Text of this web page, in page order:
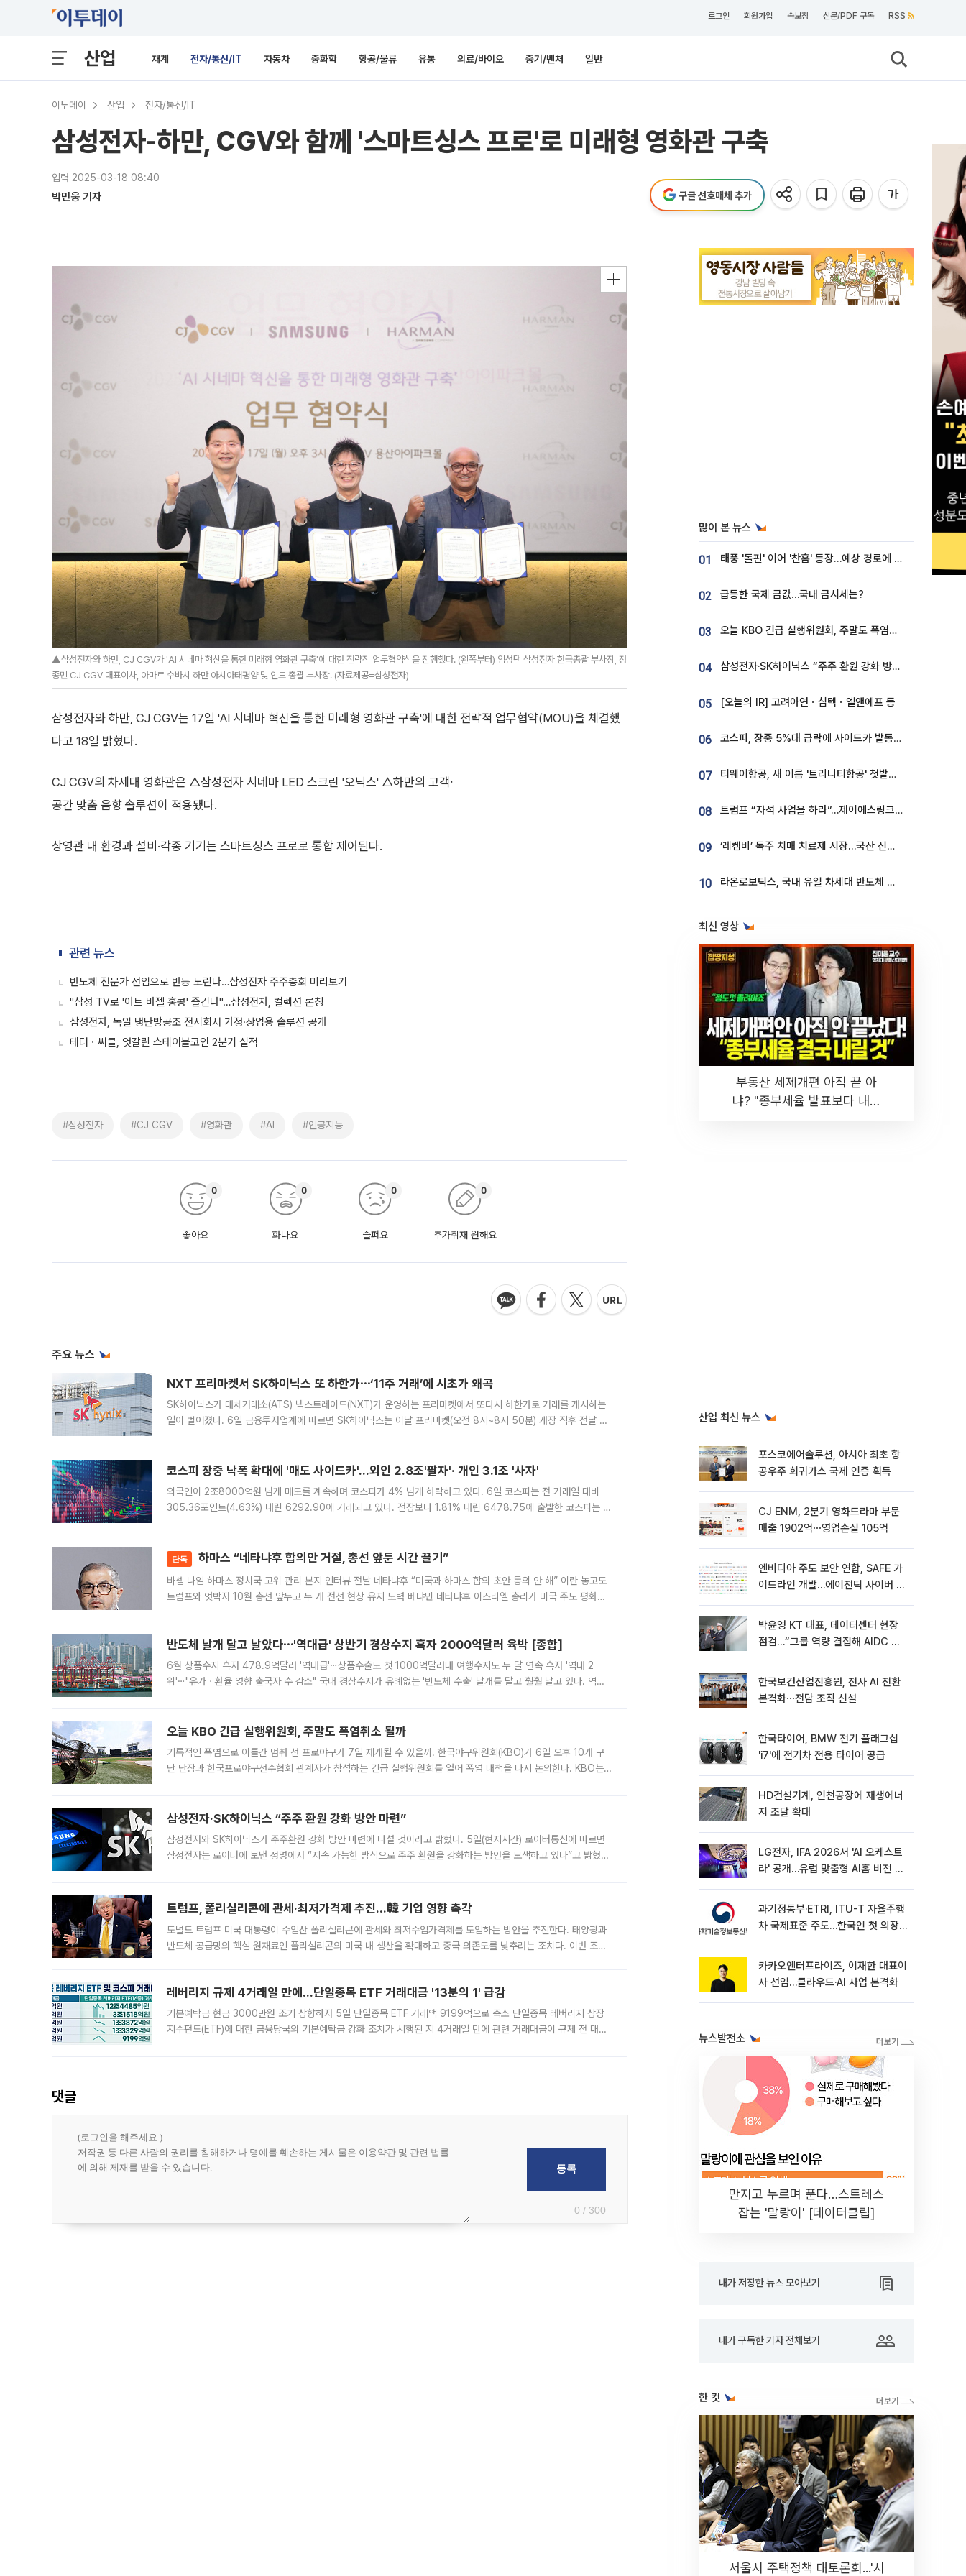
로그인 회원가입 속보창 신문/PDF 구독 RSS
산업 재계 전자/통신/IT 자동차 중화학 항공/물류 유통 의료/바이오 중기/벤처 일반
이투데이 산업 전자/통신/IT
삼성전자-하만, CGV와 함께 '스마트싱스 프로'로 미래형 영화관 구축
입력 2025-03-18 08:40
박민웅 기자 구글 선호매체 추가
▲삼성전자와 하만, CJ CGV가 'AI 시네마 혁신을 통한 미래형 영화관 구축'에 대한 전략적 업무협약식을 진행했다. (왼쪽부터) 임성택 삼성전자 한국총괄 부사장, 정
종민 CJ CGV 대표이사, 아마르 수바시 하만 아시아태평양 및 인도 총괄 부사장. (자료제공=삼성전자)
삼성전자와 하만, CJ CGV는 17일 'AI 시네마 혁신을 통한 미래형 영화관 구축'에 대한 전략적 업무협약(MOU)을 체결했
다고 18일 밝혔다.
CJ CGV의 차세대 영화관은 △삼성전자 시네마 LED 스크린 '오닉스' △하만의 고객∙
공간 맞춤 음향 솔루션이 적용됐다.
상영관 내 환경과 설비·각종 기기는 스마트싱스 프로로 통합 제어된다.
관련 뉴스
반도체 전문가 선임으로 반등 노린다…삼성전자 주주총회 미리보기
"삼성 TV로 '아트 바젤 홍콩' 즐긴다"…삼성전자, 컬렉션 론칭
삼성전자, 독일 냉난방공조 전시회서 가정·상업용 솔루션 공개
테더ㆍ써클, 엇갈린 스테이블코인 2분기 실적
#삼성전자 #CJ CGV #영화관 #AI #인공지능
좋아요
0
화나요
0
슬퍼요
0
추가취재 원해요
0
주요 뉴스
NXT 프리마켓서 SK하이닉스 또 하한가⋯‘11주 거래’에 시초가 왜곡
SK하이닉스가 대체거래소(ATS) 넥스트레이드(NXT)가 운영하는 프리마켓에서 또다시 하한가로 거래를 개시하는
일이 벌어졌다. 6일 금융투자업계에 따르면 SK하이닉스는 이날 프리마켓(오전 8시~8시 50분) 개장 직후 전날 정
코스피 장중 낙폭 확대에 '매도 사이드카'…외인 2.8조'팔자'· 개인 3.1조 '사자'
외국인이 2조8000억원 넘게 매도를 계속하며 코스피가 4% 넘게 하락하고 있다. 6일 코스피는 전 거래일 대비
305.36포인트(4.63%) 내린 6292.90에 거래되고 있다. 전장보다 1.81% 내린 6478.75에 출발한 코스피는 장
단독 하마스 “네타냐후 합의안 거절, 총선 앞둔 시간 끌기”
바셈 나임 하마스 정치국 고위 관리 본지 인터뷰 전날 네타냐후 “미국과 하마스 합의 초안 동의 안 해” 이란 놓고도
트럼프와 엇박자 10월 총선 앞두고 두 개 전선 현상 유지 노력 베냐민 네타냐후 이스라엘 총리가 미국 주도 평화위
반도체 날개 달고 날았다⋯'역대급' 상반기 경상수지 흑자 2000억달러 육박 [종합]
6월 상품수지 흑자 478.9억달러 '역대급'⋯상품수출도 첫 1000억달러대 여행수지도 두 달 연속 흑자 '역대 2
위'⋯"유가ㆍ환율 영향 출국자 수 감소" 국내 경상수지가 유례없는 '반도체 수출' 날개를 달고 훨훨 날고 있다. 역대
오늘 KBO 긴급 실행위원회, 주말도 폭염취소 될까
기록적인 폭염으로 이틀간 멈춰 선 프로야구가 7일 재개될 수 있을까. 한국야구위원회(KBO)가 6일 오후 10개 구
단 단장과 한국프로야구선수협회 관계자가 참석하는 긴급 실행위원회를 열어 폭염 대책을 다시 논의한다. KBO는
삼성전자·SK하이닉스 “주주 환원 강화 방안 마련”
삼성전자와 SK하이닉스가 주주환원 강화 방안 마련에 나설 것이라고 밝혔다. 5일(현지시간) 로이터통신에 따르면
삼성전자는 로이터에 보낸 성명에서 “지속 가능한 방식으로 주주 환원을 강화하는 방안을 모색하고 있다”고 밝혔다.
트럼프, 폴리실리콘에 관세·최저가격제 추진…韓 기업 영향 촉각
도널드 트럼프 미국 대통령이 수입산 폴리실리콘에 관세와 최저수입가격제를 도입하는 방안을 추진한다. 태양광과
반도체 공급망의 핵심 원재료인 폴리실리콘의 미국 내 생산을 확대하고 중국 의존도를 낮추려는 조치다. 이번 조처
레버리지 규제 4거래일 만에…단일종목 ETF 거래대금 '13분의 1' 급감
기본예탁금 현금 3000만원 조기 상향하자 5일 단일종목 ETF 거래액 9199억으로 축소 단일종목 레버리지 상장
지수펀드(ETF)에 대한 금융당국의 기본예탁금 강화 조치가 시행된 지 4거래일 만에 관련 거래대금이 규제 전 대비
댓글
0 / 300
많이 본 뉴스
01 태풍 '돌핀' 이어 '찬홈' 등장…예상 경로에 한국 '한숨'
02 급등한 국제 금값…국내 금시세는?
03 오늘 KBO 긴급 실행위원회, 주말도 폭염취소 될까
04 삼성전자·SK하이닉스 “주주 환원 강화 방안 마련”
05 [오늘의 IR] 고려아연ㆍ심텍ㆍ엘앤에프 등
06 코스피, 장중 5%대 급락에 사이드카 발동…삼성·SK 동반 폭락
07 티웨이항공, 새 이름 '트리니티항공' 첫발…SSC 전략 본격화
08 트럼프 “자석 사업을 하라”…제이에스링크, 비중국 영구자석 공급망 구축 속도
09 ‘레켐비’ 독주 치매 치료제 시장…국산 신약 등장하나
10 라온로보틱스, 국내 유일 차세대 반도체 공정 로봇 개발 ‘고객사 테스트 진행’
최신 영상
부동산 세제개편 아직 끝 아
냐? "종부세율 발표보다 내릴
산업 최신 뉴스
포스코에어솔루션, 아시아 최초 항
공우주 희귀가스 국제 인증 획득
CJ ENM, 2분기 영화드라마 부문
매출 1902억⋯영업손실 105억
엔비디아 주도 보안 연합, SAFE 가
이드라인 개발…에이전틱 사이버 보
박윤영 KT 대표, 데이터센터 현장
점검…“그룹 역량 결집해 AIDC 경
한국보건산업진흥원, 전사 AI 전환
본격화⋯전담 조직 신설
한국타이어, BMW 전기 플래그십
'i7'에 전기차 전용 타이어 공급
HD건설기계, 인천공장에 재생에너
지 조달 확대
LG전자, IFA 2026서 'AI 오케스트
라' 공개…유럽 맞춤형 AI홈 비전 제
과기정통부·ETRI, ITU-T 자율주행
차 국제표준 주도…한국인 첫 의장
카카오엔터프라이즈, 이재한 대표이
사 선임…클라우드·AI 사업 본격화
뉴스발전소
만지고 누르며 푼다…스트레스
잡는 '말랑이' [데이터클립]
내가 저장한 뉴스 모아보기
내가 구독한 기자 전체보기
한 컷
서울시 주택정책 대토론회...'시